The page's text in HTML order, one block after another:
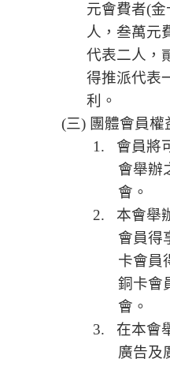
元會費者(金
人，叁萬元
代表二人，
得推派代表
利。
(三) 團體會員權
1. 會員將
會舉辦
會。
2. 本會舉
會員得
卡會員
銅卡會
會。
3. 在本會
廣告及